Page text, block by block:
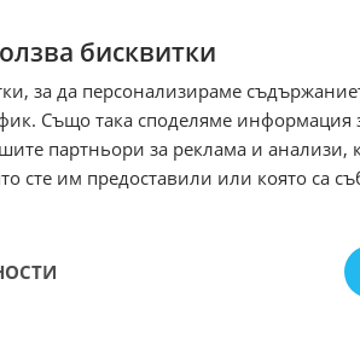
бисквитки
за да персонализираме
Също така споделяме информация
партньори за реклама и
сте им предоставили или която са